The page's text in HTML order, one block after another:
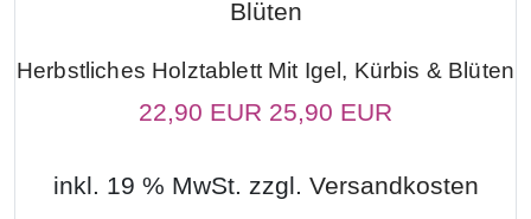
Herbstliches Holztablett Mit Igel, Kürbis & Blüten
22,90 EUR 25,90 EUR
inkl. 19 % MwSt. zzgl. Versandkosten